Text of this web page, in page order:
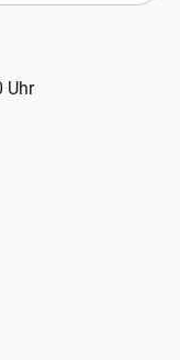
Uhr